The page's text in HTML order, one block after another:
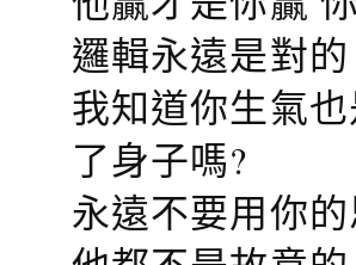
邏輯永遠是對
我知道你生氣
了身子嗎?
永遠不要用你